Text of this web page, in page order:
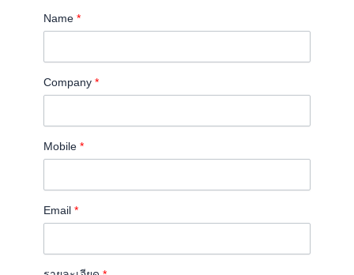
Name *
Company *
Mobile *
Email *